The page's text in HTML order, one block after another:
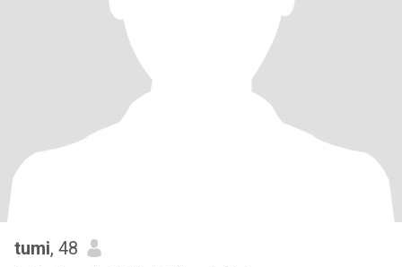
tumi, 48